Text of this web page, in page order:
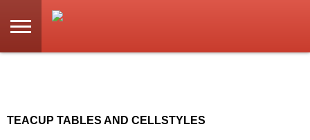
TEACUP TABLES AND CELLSTYLES